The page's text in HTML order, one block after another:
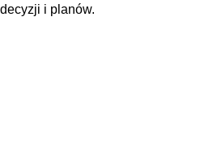
decyzji i planów.